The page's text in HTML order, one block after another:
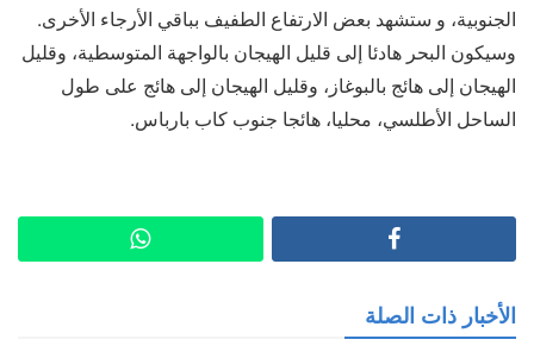
الجنوبية، و ستشهد بعض الارتفاع الطفيف بباقي الأرجاء الأخرى.
وسيكون البحر هادئا إلى قليل الهيجان بالواجهة المتوسطية، وقليل
الهيجان إلى هائج بالبوغاز، وقليل الهيجان إلى هائج على طول
الساحل الأطلسي، محليا، هائجا جنوب كاب بارباس.
الأخبار ذات الصلة